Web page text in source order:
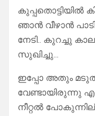
കുപ്പതൊട്ടിയിൽ
ഞാൻ വീഴാൻ
നേടി.. കുറച്ചു
സുഖിച്ചു…
ഇപ്പോ അതും
വേണ്ടായിരുന്നു
നീറ്റൽ